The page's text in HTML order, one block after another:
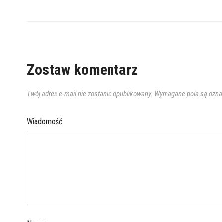
Zostaw komentarz
Twój adres e-mail nie zostanie opublikowany. Wymagane pola są
Wiadomość